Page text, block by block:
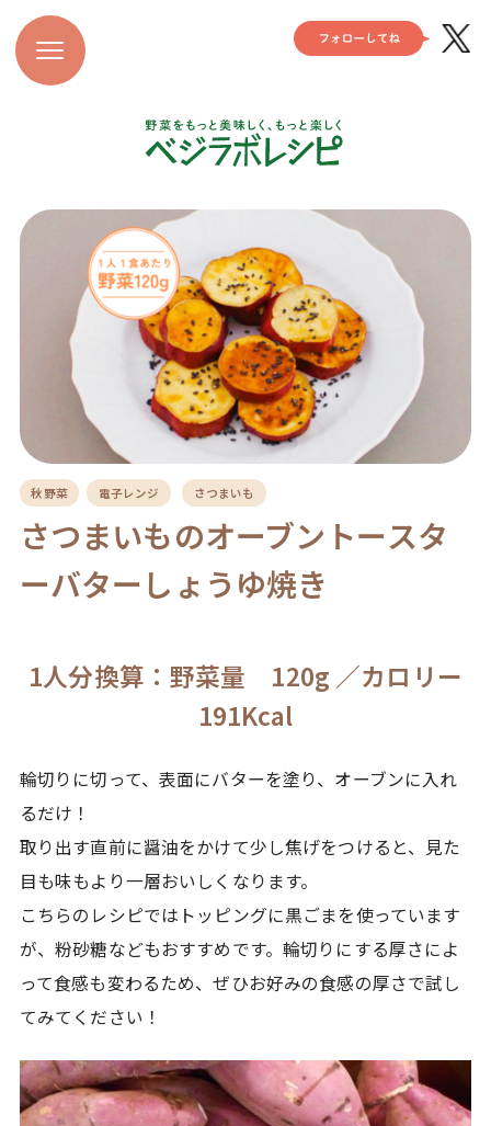
秋野菜 電子レンジ さつまいも
さつまいものオーブントースタ
ーバターしょうゆ焼き
1人分換算：野菜量 120g ／カロリー
191Kcal
輪切りに切って、表面にバターを塗り、オーブンに入れ
るだけ！
取り出す直前に醤油をかけて少し焦げをつけると、見た
目も味もより一層おいしくなります。
こちらのレシピではトッピングに黒ごまを使っています
が、粉砂糖などもおすすめです。輪切りにする厚さによ
って食感も変わるため、ぜひお好みの食感の厚さで試し
てみてください！